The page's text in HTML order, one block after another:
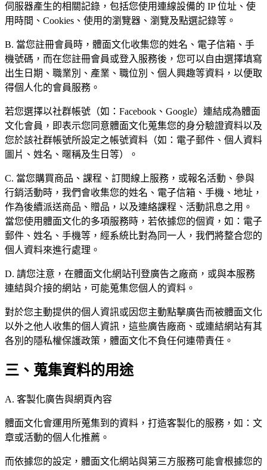
伺服器產生的相關記錄，包括您使用連線設備的 IP 位址、使
用時間、Cookies、使用的瀏覽器、瀏覽及點選記錄等。
B. 當您註冊會員時，體面文化收集您的姓名、電子信箱、手
機號碼，而在您註冊會員或登入服務後，您可以自由選擇填寫
出生日期、職業別、產業、職位別、個人興趣等資料，以便取
得個人化的會員服務。
若您選擇以社群帳號（如：Facebook、Google）連結成為體面
文化會員，即表示您同意體面文化蒐集您的身分驗證資料以及
您於該社群帳號所設定之帳號資料（如：電子郵件、個人資料
圖片、姓名、暱稱及生日等）。
C. 當您購買商品、課程、訂閱線上服務，或報名活動、參與
行銷活動時，我們會收集您的姓名、電子信箱、手機、地址，
作為後續派送商品、贈品，以及連絡課程、活動訊息之用。
當您使用體面文化的多項服務時，若依據您的個資，如：電子
郵件、姓名、手機等，經系統比對為同一人，我們將整合您的
個人資料來進行處理。
D. 請您注意，在體面文化網站刊登廣告之廠商，或與本服務
連結與介接的網站，可能蒐集您個人的資料。
對於您主動提供的個人資訊或因您主動點擊廣告而被體面文化
以外之他人收集的個人資訊，這些廣告廠商、或連結網站有其
各別的隱私權保護政策，體面文化不負任何連帶責任。
三、蒐集資料的用途
A. 客製化廣告與網頁內容
體面文化會運用所蒐集到的資料，打造客製化的服務，如：文
章或活動的個人化推薦。
而依據您的設定，體面文化網站與第三方服務可能會根據您的